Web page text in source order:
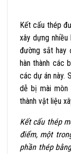
Kết cấu thép
xây dựng
đường sắt hay
hàn thành các
các dự án này.
dễ bị mài mòn
thành vật liệu
Kết cấu thép
điểm, một
phần thép